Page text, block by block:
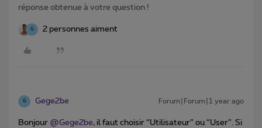
réponse obtenue à votre question !
G 2 personnes aiment
G Gege2be Forum|Forum|1 year ago
Bonjour ​ @Gege2be, il faut choisir “Utilisateur” ou “User”. Si